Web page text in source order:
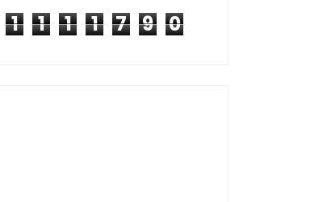
1 1 1 1 7 9 0